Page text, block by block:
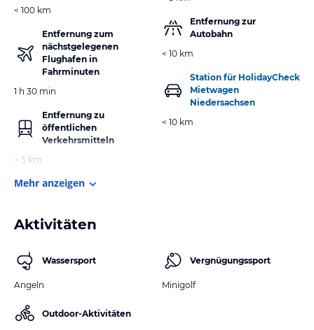
< 100 km
Entfernung zum
nächstgelegenen
Flughafen in
Fahrminuten
1 h 30 min
Entfernung zu
öffentlichen
Verkehrsmitteln
< 5 km
Entfernung zur
Autobahn
< 10 km
Station für HolidayCheck
Mietwagen
Niedersachsen
< 10 km
Mehr anzeigen
Aktivitäten
Wassersport
Angeln
Outdoor-Aktivitäten
Vergnügungssport
Minigolf